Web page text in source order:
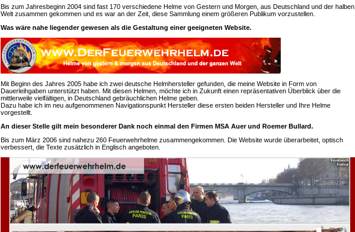
Bis zum Jahresbeginn 2004 sind fast 170 verschiedene Helme von Gestern und Morgen, aus Deutschland und der halben
Welt zusammen gekommen und es war an der Zeit, diese Sammlung einem größeren Publikum vorzustellen.
Was wäre nahe liegender gewesen als die Gestaltung einer geeigneten Website.
Mit Beginn des Jahres 2005 habe ich zwei deutsche Helmhersteller gefunden, die meine Website in Form von
Dauerleihgaben unterstützt haben. Mit diesen Helmen, möchte ich in Zukunft einen repräsentativen Überblick über die
mittlerweile vielfältigen, in Deutschland gebräuchlichen Helme geben.
Dazu habe ich im neu aufgenommenen Navigationspunkt Hersteller diese ersten beiden Hersteller und Ihre Helme
vorgestellt.
An dieser Stelle gilt mein besonderer Dank noch einmal den Firmen MSA Auer und Roemer Bullard.
Bis zum März 2006 sind nahezu 260 Feuerwehrhelme zusammengekommen. Die Website wurde überarbeitet, optisch
verbessert, die Texte zusätzlich in Englisch angeboten.